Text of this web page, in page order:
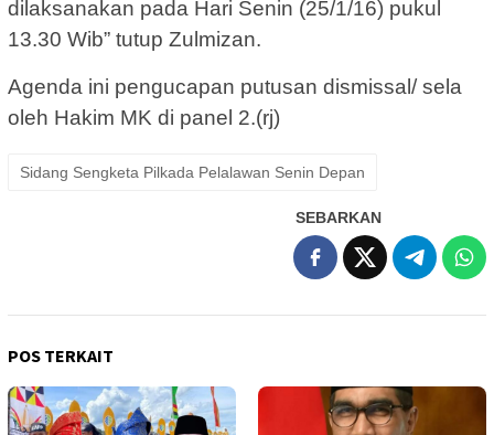
dilaksanakan pada Hari Senin (25/1/16) pukul
13.30 Wib” tutup Zulmizan.
Agenda ini pengucapan putusan dismissal/ sela
oleh Hakim MK di panel 2.(rj)
Sidang Sengketa Pilkada Pelalawan Senin Depan
SEBARKAN
POS TERKAIT